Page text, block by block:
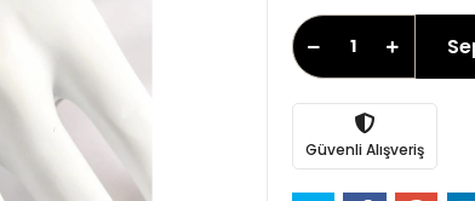
Güvenli Alışveriş